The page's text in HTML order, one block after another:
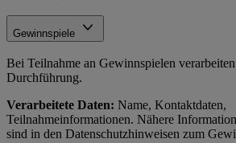
Gewinnspiele
Bei Teilnahme an Gewinnspielen
Durchführung.
Verarbeitete Daten: Name, Kontaktdaten,
Teilnahmeinformationen. Nähere
sind in den Datenschutzhinweisen zum